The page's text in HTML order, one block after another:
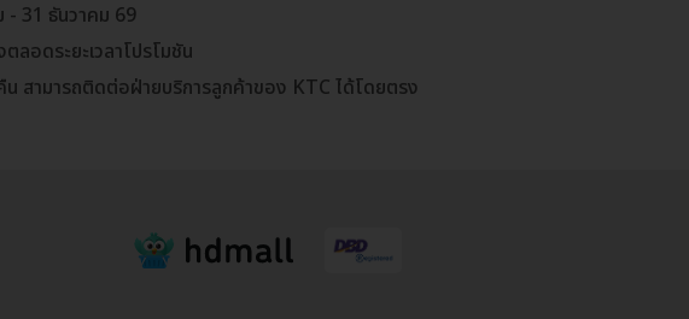
- 31 ธันวาคม 69
ลอดระยะเวลาโปรโมชัน
สามารถติดต่อฝ่ายบริการลูกค้าของ KTC ได้โดยตรง